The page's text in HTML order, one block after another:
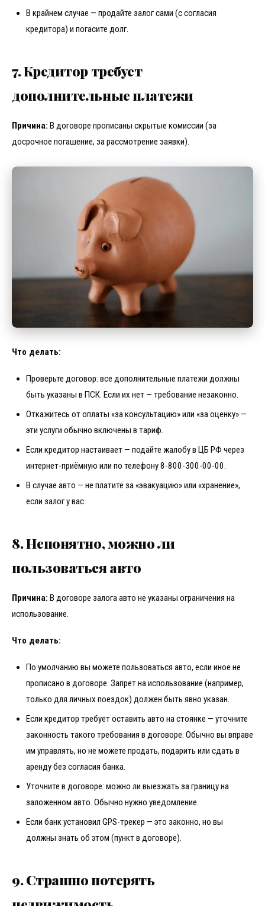
В крайнем случае — продайте залог сами (с согласия
кредитора) и погасите долг.
7. Кредитор требует
дополнительные платежи
Причина: В договоре прописаны скрытые комиссии (за
досрочное погашение, за рассмотрение заявки).
Что делать:
Проверьте договор: все дополнительные платежи должны
быть указаны в ПСК. Если их нет — требование незаконно.
Откажитесь от оплаты «за консультацию» или «за оценку» —
эти услуги обычно включены в тариф.
Если кредитор настаивает — подайте жалобу в ЦБ РФ через
интернет-приёмную или по телефону 8-800-300-00-00.
В случае авто — не платите за «эвакуацию» или «хранение»,
если залог у вас.
8. Непонятно, можно ли
пользоваться авто
Причина: В договоре залога авто не указаны ограничения на
использование.
Что делать:
По умолчанию вы можете пользоваться авто, если иное не
прописано в договоре. Запрет на использование (например,
только для личных поездок) должен быть явно указан.
Если кредитор требует оставить авто на стоянке — уточните
законность такого требования в договоре. Обычно вы вправе
им управлять, но не можете продать, подарить или сдать в
аренду без согласия банка.
Уточните в договоре: можно ли выезжать за границу на
заложенном авто. Обычно нужно уведомление.
Если банк установил GPS-трекер — это законно, но вы
должны знать об этом (пункт в договоре).
9. Страшно потерять